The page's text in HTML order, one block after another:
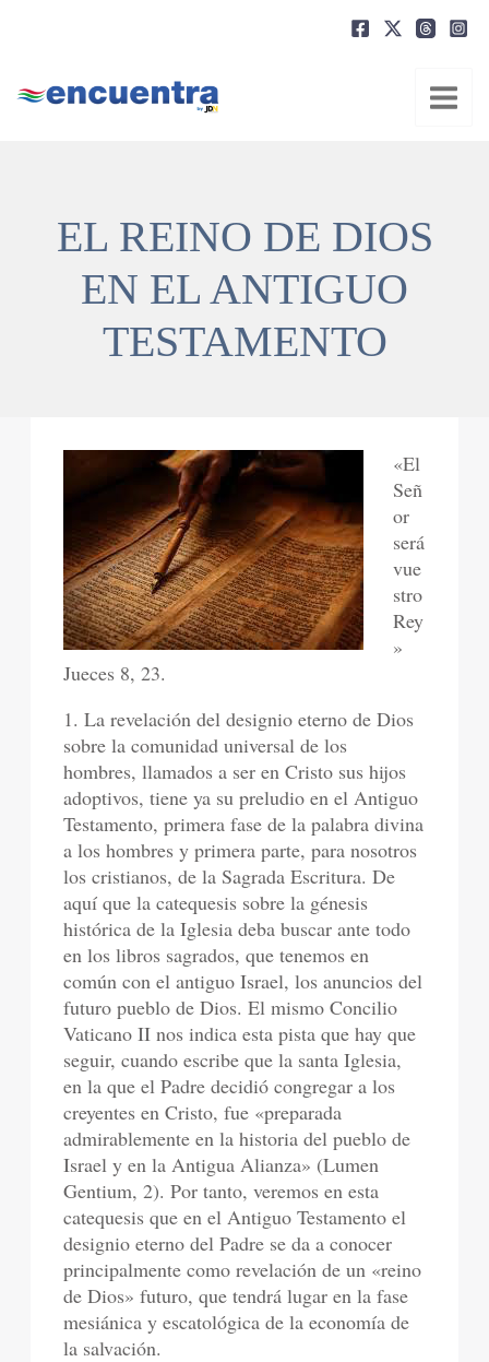
EL REINO DE DIOS
EN EL ANTIGUO
TESTAMENTO
«El
Señ
or
será
vue
stro
Rey
»
Jueces 8, 23.
1. La revelación del designio eterno de Dios
sobre la comunidad universal de los
hombres, llamados a ser en Cristo sus hijos
adoptivos, tiene ya su preludio en el Antiguo
Testamento, primera fase de la palabra divina
a los hombres y primera parte, para nosotros
los cristianos, de la Sagrada Escritura. De
aquí que la catequesis sobre la génesis
histórica de la Iglesia deba buscar ante todo
en los libros sagrados, que tenemos en
común con el antiguo Israel, los anuncios del
futuro pueblo de Dios. El mismo Concilio
Vaticano II nos indica esta pista que hay que
seguir, cuando escribe que la santa Iglesia,
en la que el Padre decidió congregar a los
creyentes en Cristo, fue «preparada
admirablemente en la historia del pueblo de
Israel y en la Antigua Alianza» (Lumen
Gentium, 2). Por tanto, veremos en esta
catequesis que en el Antiguo Testamento el
designio eterno del Padre se da a conocer
principalmente como revelación de un «reino
de Dios» futuro, que tendrá lugar en la fase
mesiánica y escatológica de la economía de
la salvación.